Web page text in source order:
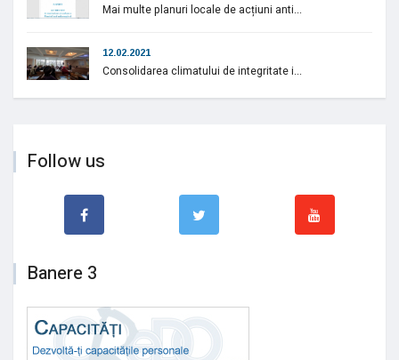
Mai multe planuri locale de acțiuni anti...
12.02.2021
Consolidarea climatului de integritate i...
Follow us
Banere 3